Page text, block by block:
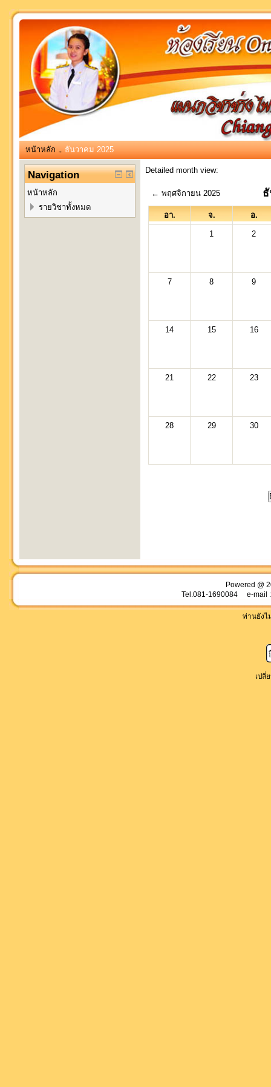
หน้าหลัก → ธันวาคม 2025
Detailed month view:
← พฤศจิกายน 2025
อา. จ. อ.
1 2
7 8 9
14 15 16
21 22 23
28 29 30
Navigation
หน้าหลัก
รายวิชาทั้งหมด
Powered @
Tel.081-1690084 e-mail :
ท่านยังไ
เปลี่